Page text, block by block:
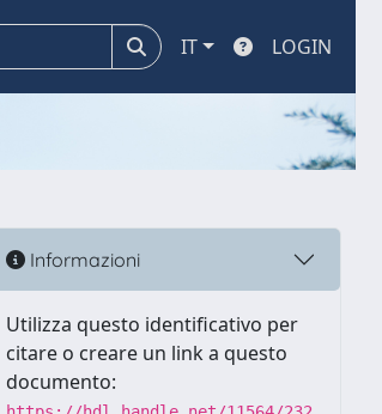
IT LOGIN
Informazioni
Utilizza questo identificativo per
citare o creare un link a questo
documento: